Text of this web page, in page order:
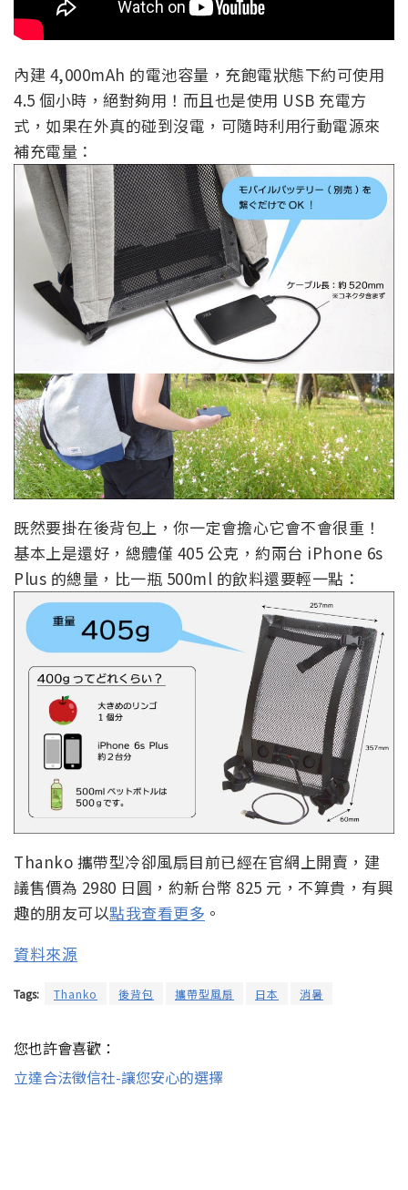
內建 4,000mAh 的電池容量，充飽電狀態下約可使用
4.5 個小時，絕對夠用！而且也是使用 USB 充電方
式，如果在外真的碰到沒電，可隨時利用行動電源來
補充電量：
既然要掛在後背包上，你一定會擔心它會不會很重！
基本上是還好，總體僅 405 公克，約兩台 iPhone 6s
Plus 的總量，比一瓶 500ml 的飲料還要輕一點：
Thanko 攜帶型冷卻風扇目前已經在官網上開賣，建
議售價為 2980 日圓，約新台幣 825 元，不算貴，有興
趣的朋友可以點我查看更多 。
資料來源
Tags: Thanko 後背包 攜帶型風扇 日本 消暑
您也許會喜歡：
立達合法徵信社-讓您安心的選擇